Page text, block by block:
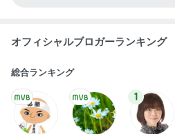
オフィシャルブロガーランキング
総合ランキング
1